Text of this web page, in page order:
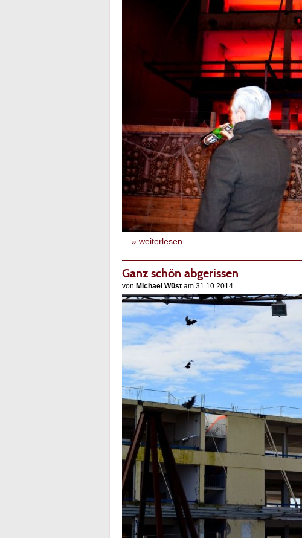
» weiterlesen
Ganz schön abgerissen
von Michael Wüst am 31.10.2014